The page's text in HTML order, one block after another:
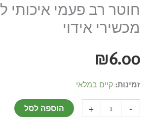
חוטר רב פעמי איכותי
מכשירי אידוי
₪6.00
זמינות: קיים במלאי
-
+ הוספה לסל